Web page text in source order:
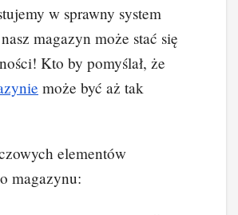
w sprawny system
magazyn może stać się
Kto by pomyślał, że
może być aż tak
elementów
magazynu: